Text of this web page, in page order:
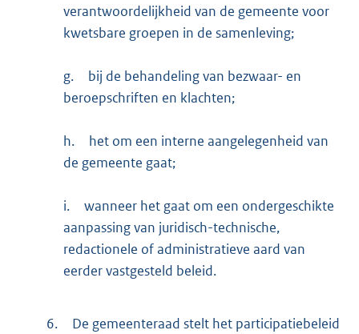
verantwoordelijkheid van de gemeente voor
kwetsbare groepen in de samenleving;
g.
bij de behandeling van bezwaar- en
beroepschriften en klachten;
h.
het om een interne aangelegenheid van
de gemeente gaat;
i.
wanneer het gaat om een ondergeschikte
aanpassing van juridisch-technische,
redactionele of administratieve aard van
eerder vastgesteld beleid.
6.
De gemeenteraad stelt het participatiebeleid